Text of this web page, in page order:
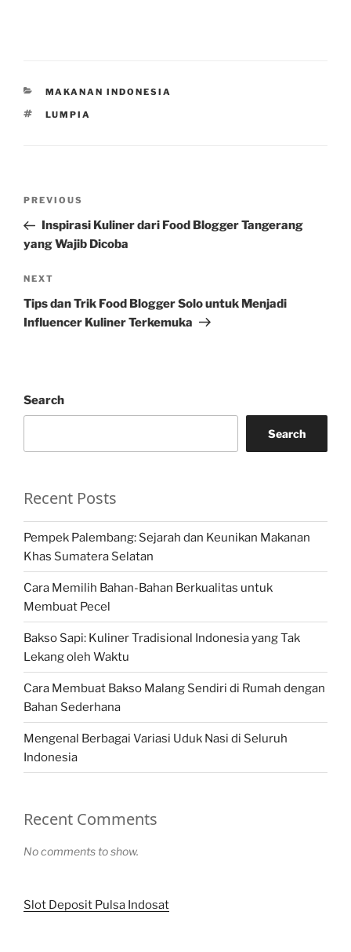
CATEGORIES
MAKANAN INDONESIA
TAGS
LUMPIA
Previous
Post
PREVIOUS
Inspirasi Kuliner dari Food Blogger Tangerang
yang Wajib Dicoba
Next
Post
NEXT
Tips dan Trik Food Blogger Solo untuk Menjadi
Influencer Kuliner Terkemuka
Search
Search
Recent Posts
Pempek Palembang: Sejarah dan Keunikan Makanan
Khas Sumatera Selatan
Cara Memilih Bahan-Bahan Berkualitas untuk
Membuat Pecel
Bakso Sapi: Kuliner Tradisional Indonesia yang Tak
Lekang oleh Waktu
Cara Membuat Bakso Malang Sendiri di Rumah dengan
Bahan Sederhana
Mengenal Berbagai Variasi Uduk Nasi di Seluruh
Indonesia
Recent Comments
No comments to show.
Slot Deposit Pulsa Indosat